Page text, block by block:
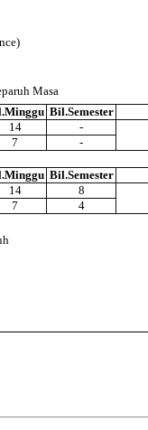
Masa
Bil.Semester
14 -
7 -
Bil.Semester
14 8
7 4